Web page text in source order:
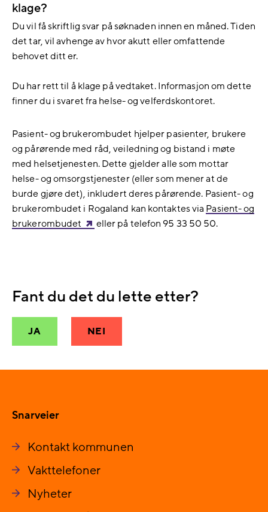
klage?
Du vil få skriftlig svar på søknaden innen en måned. Tiden
det tar, vil avhenge av hvor akutt eller omfattende
behovet ditt er.
Du har rett til å klage på vedtaket. Informasjon om dette
finner du i svaret fra helse- og velferdskontoret.
Pasient- og brukerombudet hjelper pasienter, brukere
og pårørende med råd, veiledning og bistand i møte
med helsetjenesten. Dette gjelder alle som mottar
helse- og omsorgstjenester (eller som mener at de
burde gjøre det), inkludert deres pårørende. Pasient- og
brukerombudet i Rogaland kan kontaktes via Pasient- og
brukerombudet
eller på telefon 95 33 50 50.
Fant du det du lette etter?
JA NEI
Snarveier
Kontakt kommunen
Vakttelefoner
Nyheter